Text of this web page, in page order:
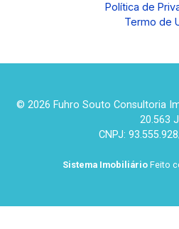
Política de
Termo de
© 2026 Fuhro Souto Consultoria
20.563 J
CNPJ:
Sistema Imobiliário Feito